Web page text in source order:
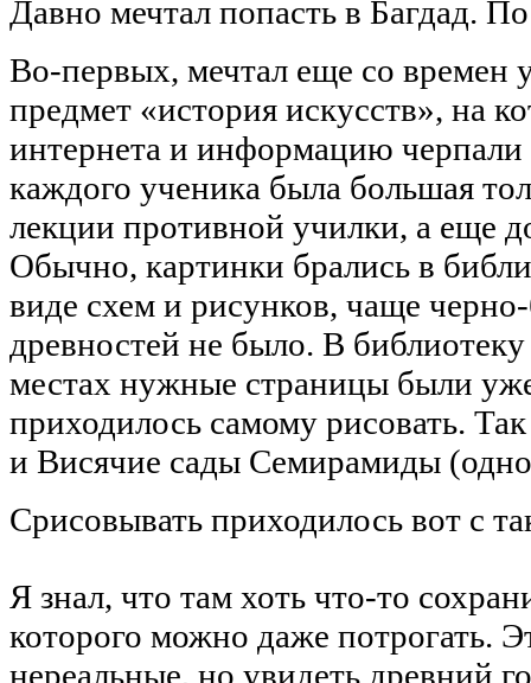
Давно мечтал попасть в Багдад.
Во-первых, мечтал еще со времен
предмет «история искусств», на
интернета и информацию черпали
каждого ученика была большая
лекции противной училки, а еще
Обычно, картинки брались в
виде схем и рисунков, чаще
древностей не было. В
местах нужные страницы были
приходилось самому рисовать.
и Висячие сады Семирамиды
Срисовывать приходилось вот с
Я знал, что там хоть что-то
которого можно даже потрогать.
нереальные, но увидеть древний